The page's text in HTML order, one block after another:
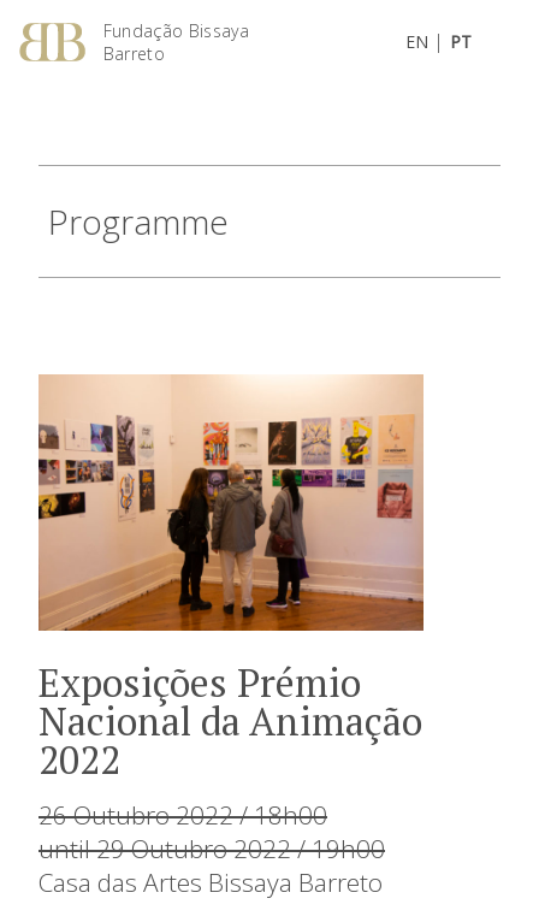
Fundação Bissaya
Barreto
EN | PT
Programme
Exposições Prémio
Nacional da Animação
2022
26 Outubro 2022 / 18h00
until 29 Outubro 2022 / 19h00
Casa das Artes Bissaya Barreto